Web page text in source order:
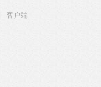
客户端